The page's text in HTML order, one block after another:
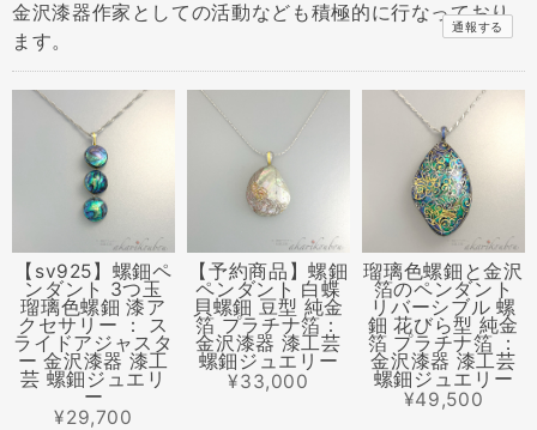
金沢漆器作家としての活動なども積極的に行なっており
ます。
通報する
【sv925】螺鈿ペ
ンダント 3つ玉
瑠璃色螺鈿 漆ア
クセサリー ： ス
ライドアジャスタ
ー 金沢漆器 漆工
芸 螺鈿ジュエリ
ー
¥29,700
【予約商品】螺鈿
ペンダント 白蝶
貝螺鈿 豆型 純金
箔 プラチナ箔：
金沢漆器 漆工芸
螺鈿ジュエリー
¥33,000
瑠璃色螺鈿と金沢
箔のペンダント
リバーシブル 螺
鈿 花びら型 純金
箔 プラチナ箔 ：
金沢漆器 漆工芸
螺鈿ジュエリー
¥49,500